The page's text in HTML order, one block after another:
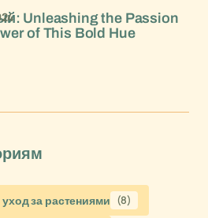
Unleashing the Passion
of This Bold Hue
уход за растениями (8)